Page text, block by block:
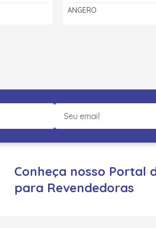
ANGERO
Conheça nosso Portal
para Revendedoras